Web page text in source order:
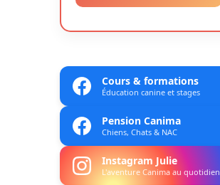
Cours & formations
Éducation canine et stages
Pension Canima
Chiens, Chats & NAC
Instagram Julie
L'aventure Canima au quotidien